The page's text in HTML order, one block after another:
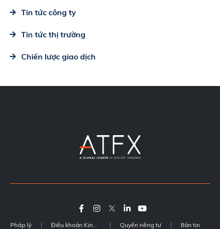
Tin tức công ty
Tin tức thị trường
Chiến lược giao dịch
Pháp lý Quyền riêng tư Bản tin